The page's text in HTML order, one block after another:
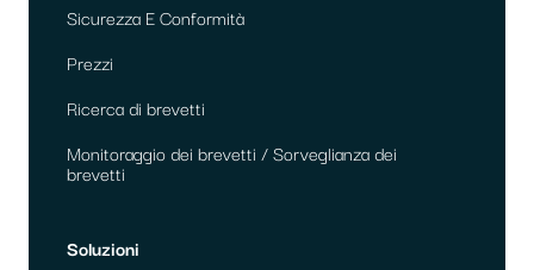
Sicurezza E Conformità
Prezzi
Ricerca di brevetti
Monitoraggio dei brevetti / Sorveglianza dei
brevetti
Soluzioni